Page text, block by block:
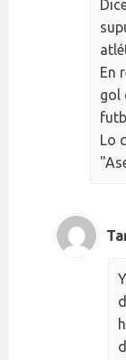
En
gol
Lo